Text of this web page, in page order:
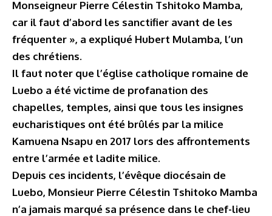
Monseigneur Pierre Célestin Tshitoko Mamba,
car il faut d’abord les sanctifier avant de les
fréquenter », a expliqué Hubert Mulamba, l’un
des chrétiens.
Il faut noter que l’église catholique romaine de
Luebo a été victime de profanation des
chapelles, temples, ainsi que tous les insignes
eucharistiques ont été brûlés par la milice
Kamuena Nsapu en 2017 lors des affrontements
entre l’armée et ladite milice.
Depuis ces incidents, l’évêque diocésain de
Luebo, Monsieur Pierre Célestin Tshitoko Mamba
n’a jamais marqué sa présence dans le chef-lieu